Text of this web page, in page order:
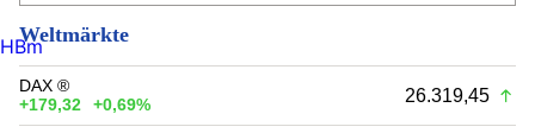
Weltmärkte
DAX ®
+179,32
+0,69% 26.319,45
HBm